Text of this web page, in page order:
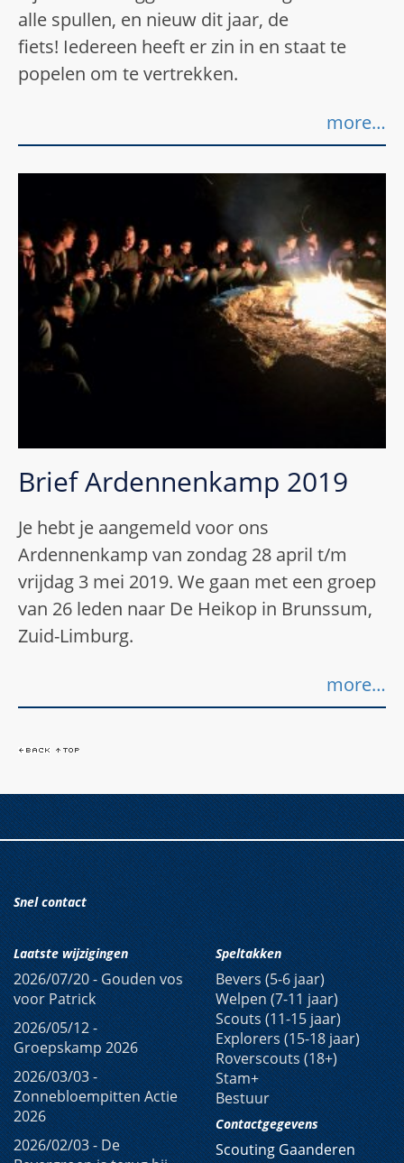
alle spullen, en nieuw dit jaar, de
fiets! Iedereen heeft er zin in en staat te
popelen om te vertrekken.
more…
Brief Ardennenkamp 2019
Je hebt je aangemeld voor ons
Ardennenkamp van zondag 28 april t/m
vrijdag 3 mei 2019. We gaan met een groep
van 26 leden naar De Heikop in Brunssum,
Zuid-Limburg.
more…
Snel contact
Laatste wijzigingen
2026/07/20 -Gouden vos
voor Patrick
2026/05/12 -
Groepskamp 2026
2026/03/03 -
Zonnebloempitten Actie
2026
2026/02/03 -De
Speltakken
Bevers (5-6 jaar)
Welpen (7-11 jaar)
Scouts (11-15 jaar)
Explorers (15-18 jaar)
Roverscouts (18+)
Stam+
Bestuur
Contactgegevens
Scouting Gaanderen